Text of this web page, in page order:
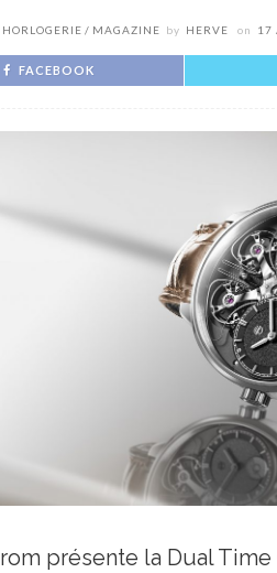
HORLOGERIE MAGAZINE by HERVE on 17
FACEBOOK
présente la Dual